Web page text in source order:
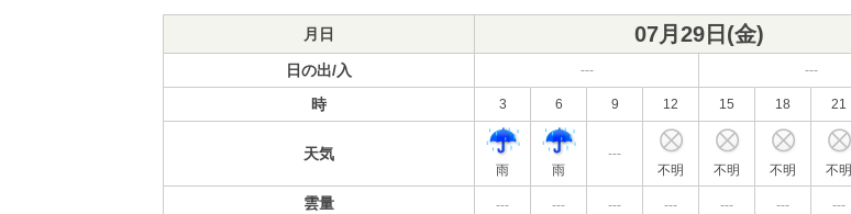
月日 07月29日(金)
日の出/入 --- ---
時 3 6 9 12 15 18 21
天気
雨 雨
---
不明
不明 不明 不明
雲量 --- --- --- --- --- --- ---